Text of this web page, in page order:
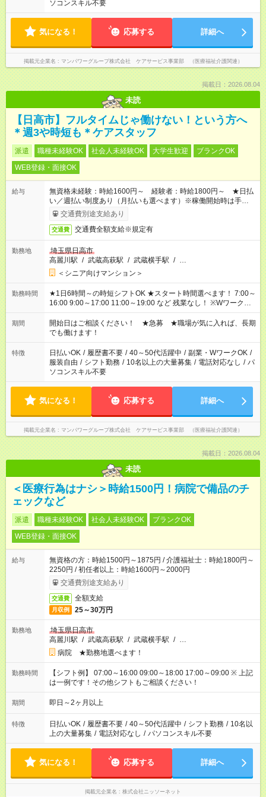
ソコンスキル不要
気になる！ 応募する 詳細へ
掲載元企業名 マンパワーグループ株式会社 ケアサービス事業部 （医療福祉介護関連）
掲載日：2026.08.04
未読
【日高市】フルタイムじゃ働けない！という方へ
＊週3や時短も＊ケアスタッフ
派遣 職種未経験OK 社会人未経験OK 大学生歓迎
ブランクOK
WEB登録・面接OK
給与
無資格未経験：時給1600円～ 経験者：時給1800円～ ★日払
い／週払い制度あり（月払いも選べます）※稼働開始時は手続き
完了次第のお支払いとなります。
交通費別途支給あり
交通費 交通費全額支給※規定有
勤務地
埼玉県日高市
高麗川駅 / 武蔵高萩駅 / 武蔵横手駅 / …
＜シニア向けマンション＞
勤務時間
★1日6時間～の時短シフトOK ★スタート時間選べます！ 7:00～
16:00 9:00～17:00 11:00～19:00 など 残業なし！ ※Wワークの
場合、他のお仕事と合わせ週40時間超の就業はご案内できませ
ん ※法令に基づき、週20時間以上勤務は社会保険への加入対象
となります ※労働者派遣法（日雇い派遣の原則禁止）により、
短時間・短期間の就業はご案内が難しい場合があります
期間
開始日はご相談ください！ ★急募 ★職場が気に入れば、長期
でも働けます！
特徴 日払いOK / 履歴書不要 / 40～50代活躍中 / 副業・WワークOK /
服装自由 / シフト勤務 / 10名以上の大量募集 / 電話対応なし / パ
ソコンスキル不要
気になる！ 応募する 詳細へ
掲載元企業名 マンパワーグループ株式会社 ケアサービス事業部 （医療福祉介護関連）
掲載日：2026.08.04
未読
＜医療行為はナシ＞時給1500円！病院で備品のチ
ェックなど
派遣 職種未経験OK 社会人未経験OK
ブランクOK
WEB登録・面接OK
給与
無資格の方：時給1500円～1875円 / 介護福祉士：時給1800円～
2250円 / 初任者以上：時給1600円～2000円
交通費別途支給あり
交通費 全額支給
月収例 25～30万円
勤務地
埼玉県日高市
高麗川駅 / 武蔵高萩駅 / 武蔵横手駅 / …
病院 ★勤務地選べます！
勤務時間
【シフト例】 07:00～16:00 09:00～18:00 17:00～09:00 ※ 上記
は一例です！その他シフトもご相談ください！
期間 即日～2ヶ月以上
特徴 日払いOK / 履歴書不要 / 40～50代活躍中 / シフト勤務 / 10名以
上の大量募集 / 電話対応なし / パソコンスキル不要
気になる！ 応募する 詳細へ
掲載元企業名 株式会社ニッソーネット